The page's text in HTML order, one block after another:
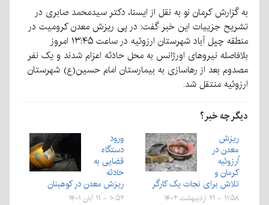
به گزارش کرمان نو به نقل از ایسنا، دکتر سیدمحمد صابری در
تشریح جزییات این خبر گفت: در پی ریزش معدن کرومیت در
منطقه چپل آباد شهرستان ارزوئیه در ساعت ۱۳:۴۵ امروز
بلافاصله نیروهای اورژانس به محل حادثه اعزام شدند و یک نفر
مصدوم بعد از رهاسازی به بیمارستان امام حسین(ع) شهرستان
ارزوئیه منتقل شد.
دیگر چه خبر؟
ریزش
معدن در
اُرزوئیه
کرمان و
تلاش برای نجات یک کارگر
۱۱:۵۸ - ۲۱ اردیبهشت ۱۴۰۲
ورود
دستگاه
قضایی به
حادثه
ریزش معدن در کوهبنان
۱۰:۵۲ - ۱۱ آبان ۱۴۰۱